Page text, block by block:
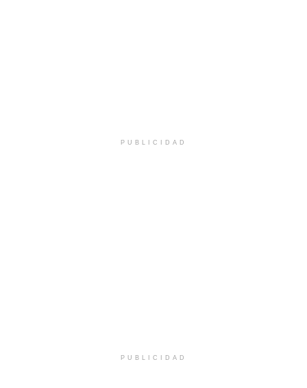
PUBLICIDAD
PUBLICIDAD